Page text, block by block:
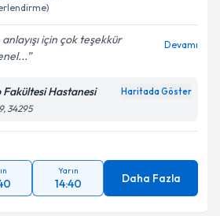
işlenmesine ilişkin
Aydınlatma
ve kişisel verilerimin belirtilen
Talebini Gönder
için çok teşekkür
Devamı
Fakültesi Hastanesi Haritada Göster
34295
Yarın
14:40 Daha Fazla